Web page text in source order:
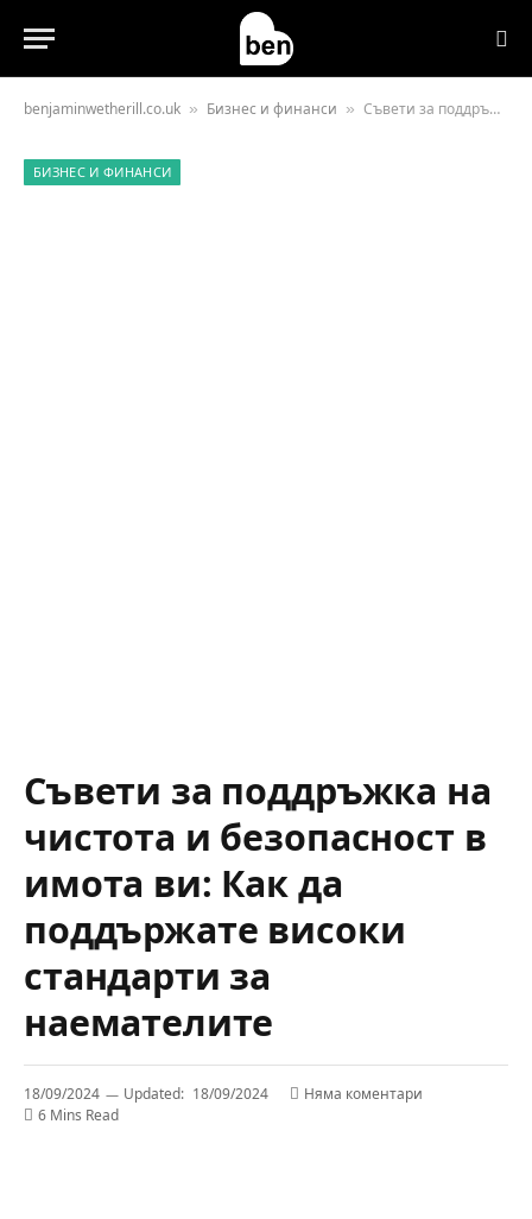
benjaminwetherill.co.uk » Бизнес и финанси » Съвети за поддръжка на чистота и безопасност в имота ви: Как да поддържате високи стандарти за наемателите
БИЗНЕС И ФИНАНСИ
Съвети за поддръжка на
чистота и безопасност в
имота ви: Как да
поддържате високи
стандарти за
наемателите
18/09/2024 Updated: 18/09/2024
Няма коментари
6 Mins Read